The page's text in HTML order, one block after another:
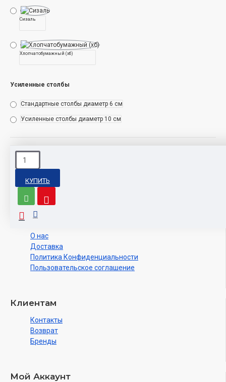
Сизаль
Хлопчатобумажный (хб)
Усиленные столбы
Стандартные столбы диаметр 6 см
Усиленные столбы диаметр 10 см
КУПИТЬ
О нас
О нас
Доставка
Политика Конфиденциальности
Пользовательское соглашение
Клиентам
Контакты
Возврат
Бренды
Мой Аккаунт